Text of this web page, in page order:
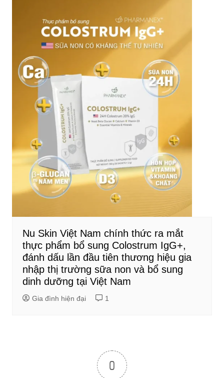
Nu Skin Việt Nam chính thức ra mắt
thực phẩm bổ sung Colostrum IgG+,
đánh dấu lần đầu tiên thương hiệu gia
nhập thị trường sữa non và bổ sung
dinh dưỡng tại Việt Nam
Gia đình hiện đại 1
0